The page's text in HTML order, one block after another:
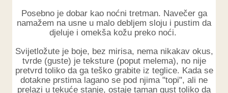
Posebno je dobar kao noćni tretman. Navečer ga
namažem na usne u malo debljem sloju i pustim da
djeluje i omekša kožu preko noći.
Svijetložute je boje, bez mirisa, nema nikakav okus,
tvrde (guste) je teksture (poput melema), no nije
pretvrd toliko da ga teško grabite iz teglice. Kada se
dotakne prstima lagano se pod njima "topi", ali ne
prelazi u tekuće stanje, ostaje taman gust toliko da